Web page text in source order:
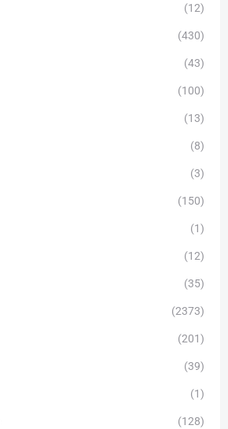
(12)
(430)
(43)
(100)
(13)
(8)
(3)
(150)
(1)
(12)
(35)
(2373)
(201)
(39)
(1)
(128)